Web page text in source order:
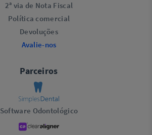
2ª via de Nota Fiscal
Política comercial
Devoluções
Avalie-nos
Parceiros
Software Odontológico